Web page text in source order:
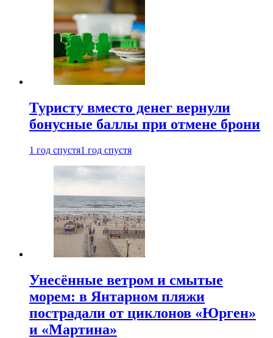
Туристу вместо денег вернули
бонусные баллы при отмене брони
1 год спустя1 год спустя
Унесённые ветром и смытые
морем: в Янтарном пляжи
пострадали от циклонов «Юрген»
и «Мартина»